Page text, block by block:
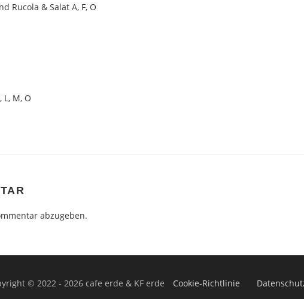
Rucola & Salat A, F, O
L, M, O
abzugeben.
© 2022 - 2026 cafe erde & KF erde Cookie-Richtlinie